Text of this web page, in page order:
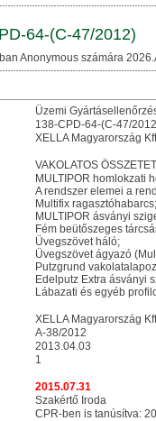
64-(C-47/2012)
Anonymous számára
Üzemi
138-CPD-64-(C-47/
XELLA Magyarország
VAKOLATOS
MULTIPOR homlokzati
A rendszer elemei a
Multifix ragasztóhabarcs;
MULTIPOR ásványi
Fém beütőszeges
Üvegszövet háló;
Üvegszövet ágyazó
Putzgrund
Edelputz Extra ásványi
Lábazati és egyéb
XELLA Magyarország
A-38/2012
2013.04.03
1
2015.07.31
Szakértő Iroda
CPR-ben is tanúsítva: